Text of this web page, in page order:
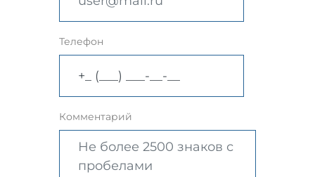
Телефон
Комментарий